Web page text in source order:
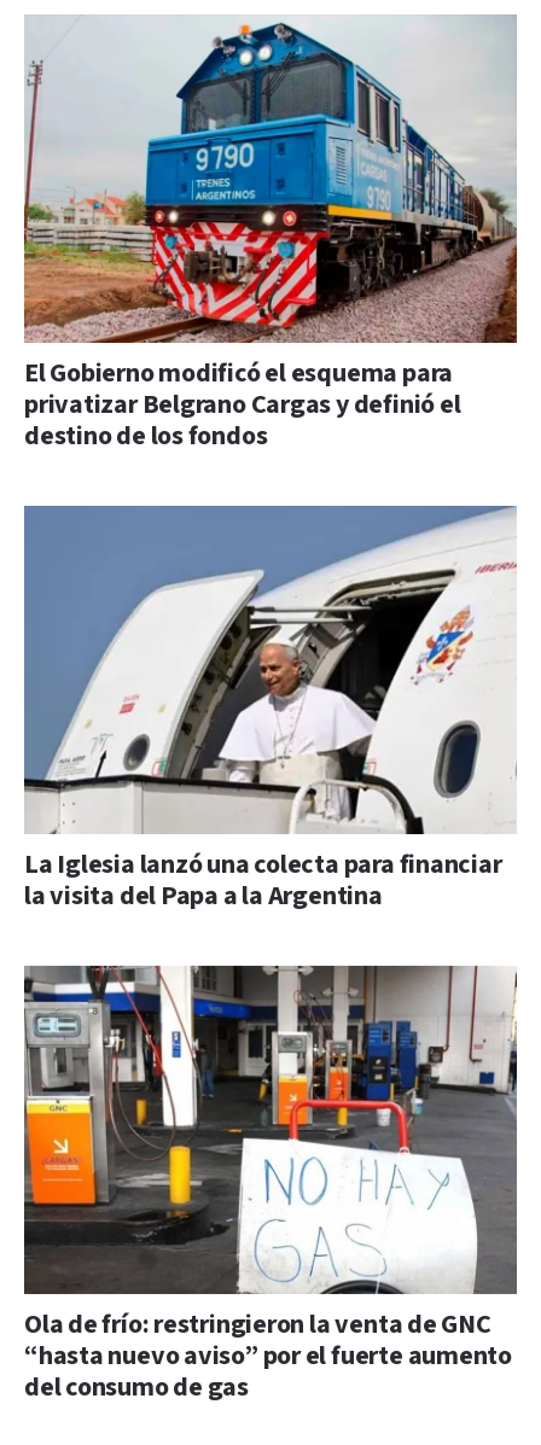
El Gobierno modificó el esquema para
privatizar Belgrano Cargas y definió el
destino de los fondos
La Iglesia lanzó una colecta para financiar
la visita del Papa a la Argentina
Ola de frío: restringieron la venta de GNC
“hasta nuevo aviso” por el fuerte aumento
del consumo de gas